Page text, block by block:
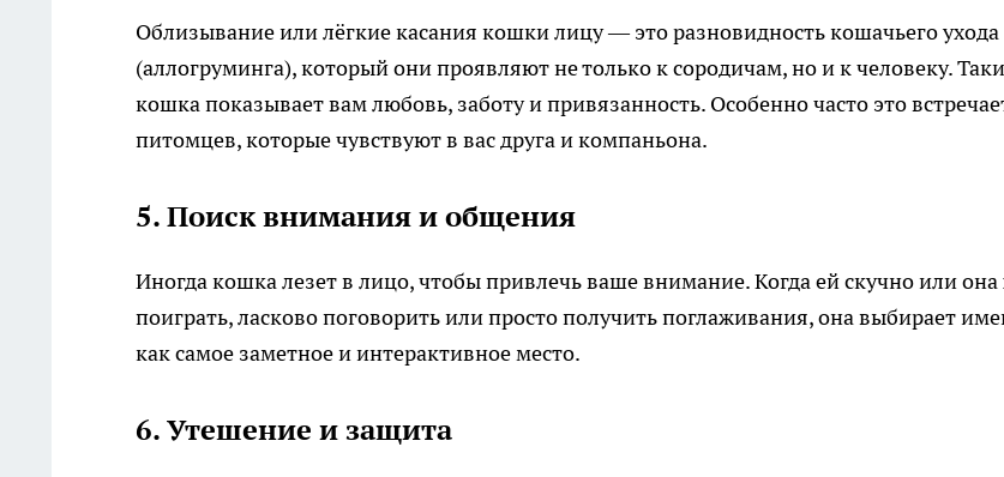
Облизывание или лёгкие касания кошки лицу — это разновидность кошачьего ухода
(аллогруминга), который они проявляют не только к сородичам, но и к человеку.
кошка показывает вам любовь, заботу и привязанность. Особенно часто это
питомцев, которые чувствуют в вас друга и компаньона.
5. Поиск внимания и общения
Иногда кошка лезет в лицо, чтобы привлечь ваше внимание. Когда ей скучно или она
поиграть, ласково поговорить или просто получить поглаживания, она выбирает
как самое заметное и интерактивное место.
6. Утешение и защита